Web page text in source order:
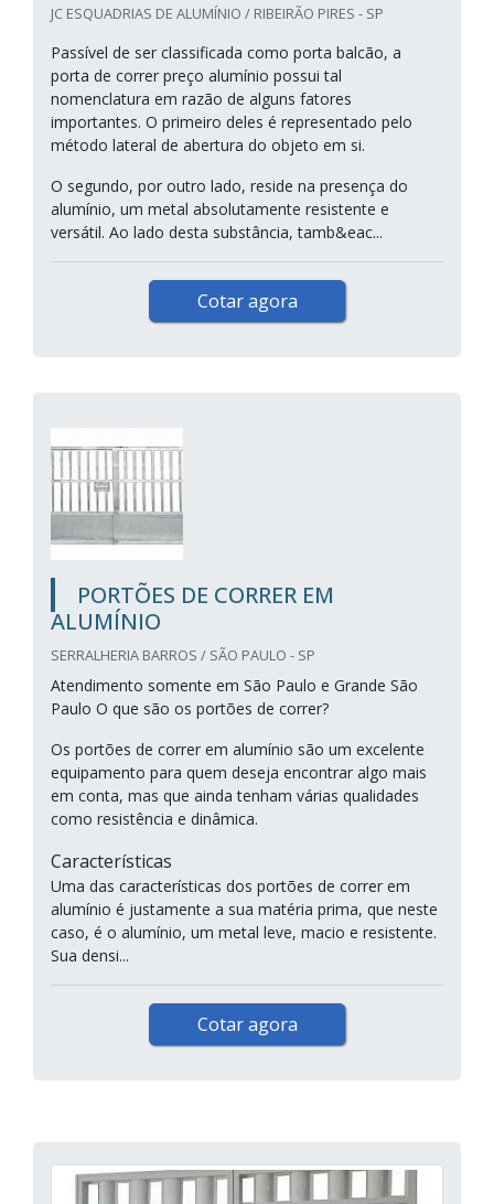
JC ESQUADRIAS DE ALUMÍNIO / RIBEIRÃO PIRES - SP
Passível de ser classificada como porta balcão, a
porta de correr preço alumínio possui tal
nomenclatura em razão de alguns fatores
importantes. O primeiro deles é representado pelo
método lateral de abertura do objeto em si.
O segundo, por outro lado, reside na presença do
alumínio, um metal absolutamente resistente e
versátil. Ao lado desta substância, tamb&eac...
Cotar agora
PORTÕES DE CORRER EM
ALUMÍNIO
SERRALHERIA BARROS / SÃO PAULO - SP
Atendimento somente em São Paulo e Grande São
Paulo O que são os portões de correr?
Os portões de correr em alumínio são um excelente
equipamento para quem deseja encontrar algo mais
em conta, mas que ainda tenham várias qualidades
como resistência e dinâmica.
Características
Uma das características dos portões de correr em
alumínio é justamente a sua matéria prima, que neste
caso, é o alumínio, um metal leve, macio e resistente.
Sua densi...
Cotar agora